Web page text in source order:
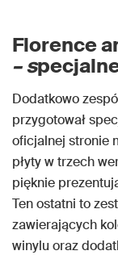
Florence
– s
Dodatkowo
przygotował
oficjalnej stronie
płyty w trzech
pięknie
Ten ostatni to
zawierających
winylu oraz